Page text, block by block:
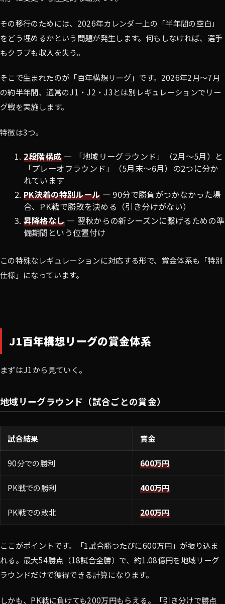
その移行のためには、2026年カレンダー上の「半年間の空白」
をどう埋めるかという問題が発生します。何もしなければ、選手
もクラブも収入を失う。
そこで生まれたのが「百年構想リーグ」です。2026年2月〜7月
の約半年間、通常のJ1・J2・J3とは別レギュレーションでリー
グ戦を実施します。
特徴は3つ。
2段階構成— 「地域リーグラウンド」（2月〜5月）と
「プレーオフラウンド」（5月末〜6月）の2つに分か
れています
PK決着の特別ルール — 90分で勝負がつかなかった場
合、PK戦で勝敗を決める（引き分けがない）
昇降格なし— 翌秋からの新シーズンに繋げるための準
備期間という位置付け
この特殊なレギュレーションに対応する形で、賞金体系も「特別
仕様」になっています。
J1百年構想リーグの賞金体系
まずはJ1から見ていく。
地域リーグラウンド（試合ごとの賞金）
試合結果 賞金
90分での勝利 600万円
PK戦での勝利 400万円
PK戦での敗北 200万円
ここがポイントです。「1試合勝つたびに600万円」が振り込ま
れる。最大54勝点（18試合全勝）で、約1.08億円を地域リーグ
ラウンドだけで獲得できる計算になります。
しかも、PK戦に負けても200万円もらえる。「引き分けで勝点